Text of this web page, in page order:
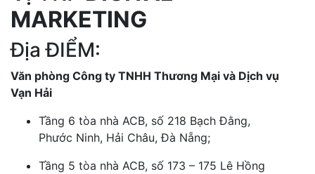
MARKETING
Địa ĐIỂM:
Văn phòng Công ty TNHH Thương Mại và Dịch vụ
Vạn Hải
Tầng 6 tòa nhà ACB, số 218 Bạch Đằng,
Phước Ninh, Hải Châu, Đà Nẵng;
Tầng 5 tòa nhà ACB, số 173 – 175 Lê Hồng